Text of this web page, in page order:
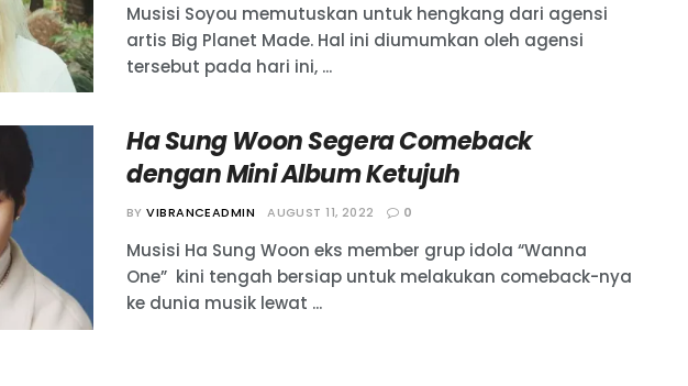
Musisi Soyou memutuskan untuk hengkang dari agensi
artis Big Planet Made. Hal ini diumumkan oleh agensi
tersebut pada hari ini, ...
Ha Sung Woon Segera Comeback
dengan Mini Album Ketujuh
BY VIBRANCEADMIN AUGUST 11, 2022 0
Musisi Ha Sung Woon eks member grup idola “Wanna
One” kini tengah bersiap untuk melakukan comeback-nya
ke dunia musik lewat ...